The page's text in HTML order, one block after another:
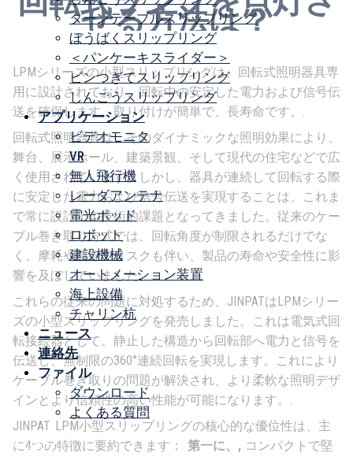
ターンテーブルスリップリング
ぼうばくスリップリング
＜パンケーキスライダー＞
ピンつぎてスリップリング
しんごうスリップリング
アプリケーション
ビデオモニタ
VR
無人飛行機
レーダアンテナ
電光ポッド
ロボット
建設機械
オートメーション装置
海上設備
チャリン杭
ニュース
連絡先
ファイル
ダウンロード
よくある質問
メニュー
せる方法は？
LPMシリーズの小型スリップリングは、回転式照明器具専
用に設計されており、回転中の安定した電力および信号伝
送を確保します。取り付けが簡単で、長寿命です。.
回転式照明器具は、そのダイナミックな照明効果により、
舞台、展示ホール、建築景観、そして現代の住宅などで広
く使用されています。しかし、器具が連続して回転する際
に安定した電力および信号伝送を実現することは、これま
で常に設計上の技術的課題となってきました。従来のケー
ブル巻き取り方式では、回転角度が制限されるだけでな
く、摩耗や断線のリスクも伴い、製品の寿命や安全性に影
響を及ぼしていました。.
これらの従来の問題に対処するため、JINPATはLPMシリー
ズの小型スリップリングを発売しました。これは電気式回
転接続器として、静止した構造から回転部へ電力と信号を
伝送し、無制限の360°連続回転を実現します。これにより
ケーブル巻き取りの問題が解決され、より柔軟な照明デザ
インとより信頼性の高い性能が可能になります。.
JINPAT LPM小型スリップリングの核心的な優位性は、主
に4つの特徴に要約できます： 第一に、, コンパクトで堅